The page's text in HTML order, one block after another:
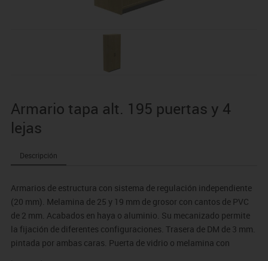
Armario tapa alt. 195 puertas y 4
lejas
Descripción
Armarios de estructura con sistema de regulación independiente
(20 mm). Melamina de 25 y 19 mm de grosor con cantos de PVC
de 2 mm. Acabados en haya o aluminio. Su mecanizado permite
la fijación de diferentes configuraciones. Trasera de DM de 3 mm.
pintada por ambas caras. Puerta de vidrio o melamina con